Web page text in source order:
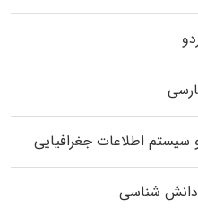
اطلاعات جغرافیایی
دانش شناسی